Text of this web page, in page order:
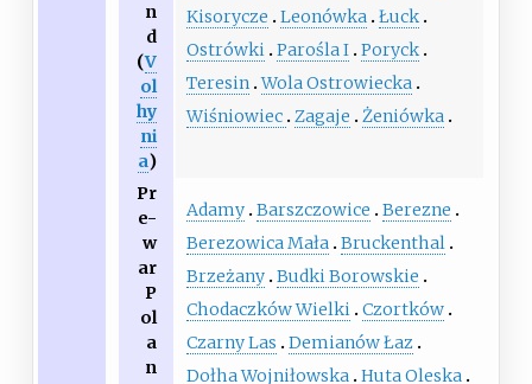
n
d
(V
ol
hy
ni
a)
Kisorycze
Leonówka Łuck
Ostrówki Parośla I Poryck
Teresin Wola Ostrowiecka
Wiśniowiec Zagaje Żeniówka
Pr
e-
w
ar
P
ol
a
n
Adamy Barszczowice
Berezne
Berezowica Mała Bruckenthal
Brzeżany Budki Borowskie
Chodaczków Wielki Czortków
Czarny Las
Demianów Łaz
Dołha Wojniłowska Huta Oleska